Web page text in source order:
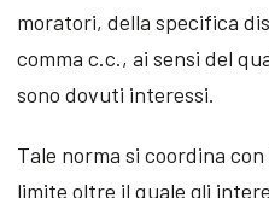
moratori, della specifica
comma c.c., ai sensi del
sono dovuti interessi.
Tale norma si coordina
limite oltre il quale gli